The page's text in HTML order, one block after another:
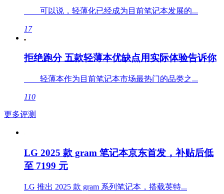
可以说，轻薄化已经成为目前笔记本发展的...
17
拒绝跑分 五款轻薄本优缺点用实际体验告诉你
轻薄本作为目前笔记本市场最热门的品类之...
110
更多评测
LG 2025 款 gram 笔记本京东首发，补贴后低
至 7199 元
LG 推出 2025 款 gram 系列笔记本，搭载英特...